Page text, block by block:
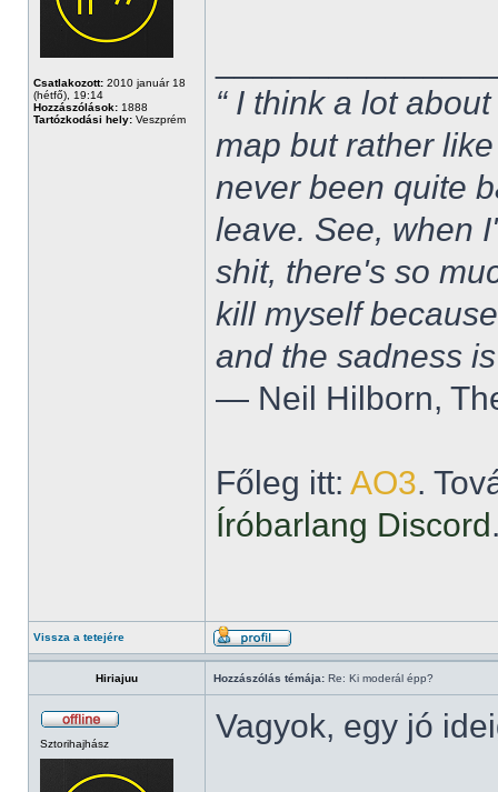
Csatlakozott: 2010 január 18
(hétfő), 19:14
Hozzászólások: 1888
Tartózkodási hely: Veszprém
“ I think a lot
map but rather
never been quite
leave. See, when
shit, there's so
kill myself
and the sadness
― Neil Hilborn,
Főleg itt: AO3.
Íróbarlang Discord
Vissza a tetejére
Hiriajuu Hozzászólás témája: Re: Ki moderál épp?
Sztorihajhász Vagyok, egy jó